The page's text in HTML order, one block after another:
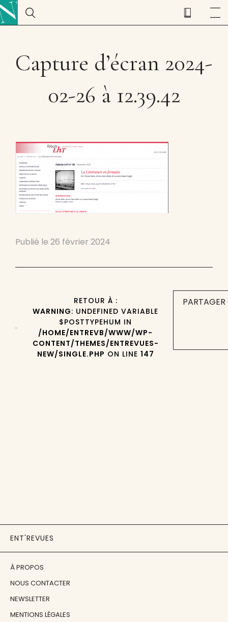
Capture d’écran 2024-
02-26 à 12.39.42
Publié le 26 février 2024
RETOUR À :
WARNING: UNDEFINED VARIABLE
$POSTTYPEHUM IN
/HOME/ENTREVB/WWW/WP-
CONTENT/THEMES/ENTREVUES-
NEW/SINGLE.PHP ON LINE 147
ENT'REVUES
À PROPOS
NOUS CONTACTER
NEWSLETTER
MENTIONS LÉGALES